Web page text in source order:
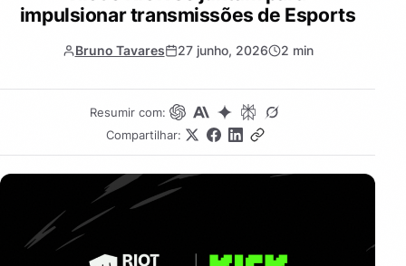
impulsionar transmissões de Esports
Bruno Tavares 27 junho, 2026 2 min
Resumir com:
Compartilhar: